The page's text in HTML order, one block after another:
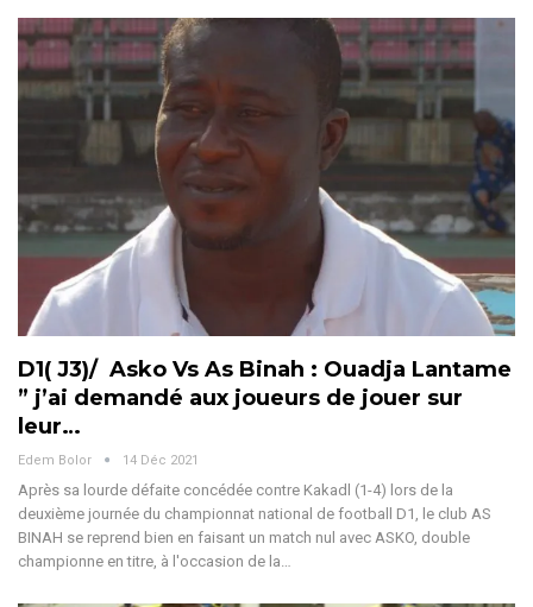
D1( J3)/ Asko Vs As Binah : Ouadja Lantame
” j’ai demandé aux joueurs de jouer sur
leur…
Edem Bolor 14 Déc 2021
Après sa lourde défaite concédée contre Kakadl (1-4) lors de la
deuxième journée du championnat national de football D1, le club AS
BINAH se reprend bien en faisant un match nul avec ASKO, double
championne en titre, à l'occasion de la…